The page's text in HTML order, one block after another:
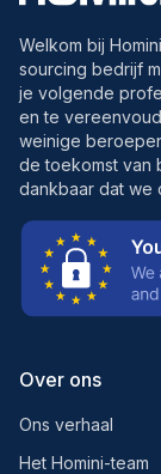
Welkom bij
sourcing bedrijf
je volgende
en te
weinige
de toekomst van
dankbaar dat we
Over ons
Ons verhaal
Het Homini-team